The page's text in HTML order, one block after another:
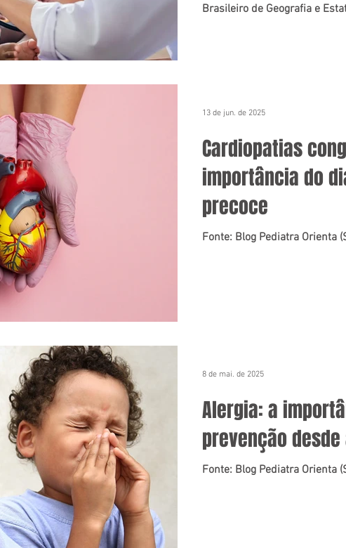
Brasileiro de Geografia e
Cardiopatias
importância do
precoce
Fonte: Blog Pediatra Orienta
13 de jun. de 2025
Alergia: a
prevenção
Fonte: Blog Pediatra Orienta
8 de mai. de 2025